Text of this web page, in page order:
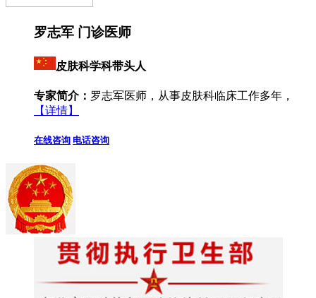
罗志军 门诊医师
皮肤科学科带头人
专家简介： 罗志军医师，从事皮肤科临床工作多年，
【详情】
在线咨询 电话咨询